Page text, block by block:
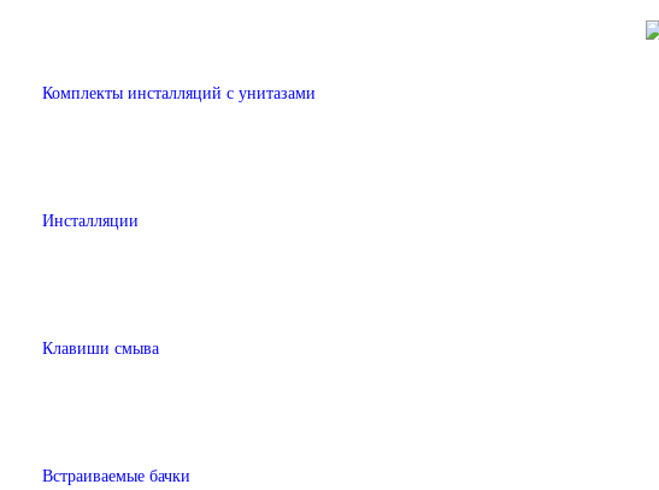
Комплекты инсталляций с унитазами
Инсталляции
Клавиши смыва
Встраиваемые бачки